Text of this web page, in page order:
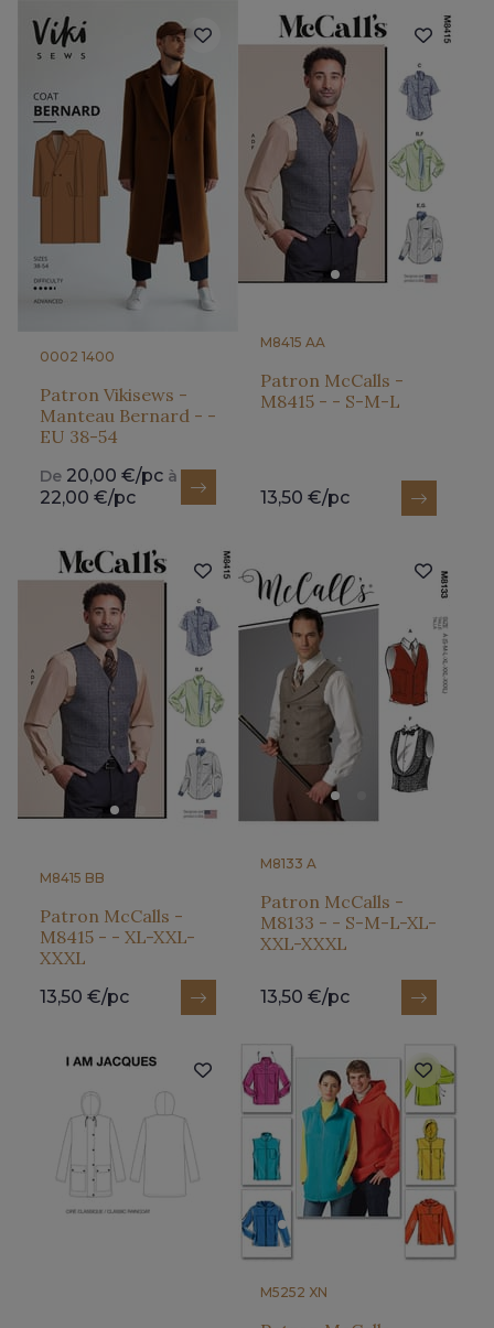
0002 1400
Patron Vikisews -
Manteau Bernard - -
EU 38-54
De 20,00 €/pc à
22,00 €/pc
M8415 AA
Patron McCalls -
M8415 - - S-M-L
13,50 €/pc
M8415 BB
Patron McCalls -
M8415 - - XL-XXL-
XXXL
13,50 €/pc
M8133 A
Patron McCalls -
M8133 - - S-M-L-XL-
XXL-XXXL
13,50 €/pc
M5252 XN